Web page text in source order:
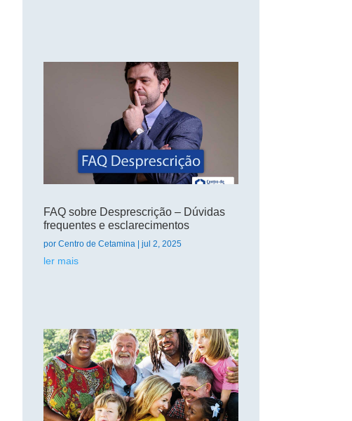
FAQ sobre Desprescrição – Dúvidas
frequentes e esclarecimentos
por Centro de Cetamina| jul 2, 2025
ler mais